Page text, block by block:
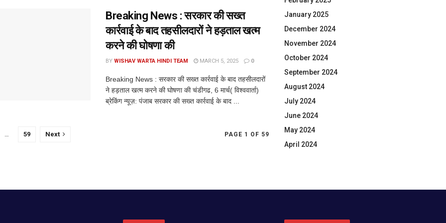
Breaking News : सरकार की सख्त
कार्रवाई के बाद तहसीलदारों ने हड़ताल खत्म
करने की घोषणा की
BY WISHAV WARTA HINDI TEAM MARCH 5, 2025 0
Breaking News : सरकार की सख्त कार्रवाई के बाद तहसीलदारों
ने हड़ताल खत्म करने की घोषणा की चंडीगढ, 6 मार्च( विश्ववार्ता)
ब्रेकिंग न्यूज़: पंजाब सरकार की सख्त कार्रवाई के बाद ...
PAGE 1 OF 59
59 Next
January 2025
December 2024
November 2024
October 2024
September 2024
August 2024
July 2024
June 2024
May 2024
April 2024